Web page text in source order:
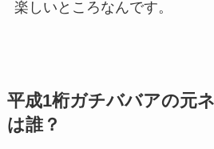
楽しいところなんです。
平成1桁ガチババアの元
は誰？